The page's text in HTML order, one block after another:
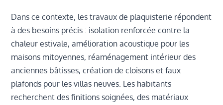
Dans ce contexte, les travaux de plaquisterie répondent
à des besoins précis : isolation renforcée contre la
chaleur estivale, amélioration acoustique pour les
maisons mitoyennes, réaménagement intérieur des
anciennes bâtisses, création de cloisons et faux
plafonds pour les villas neuves. Les habitants
recherchent des finitions soignées, des matériaux